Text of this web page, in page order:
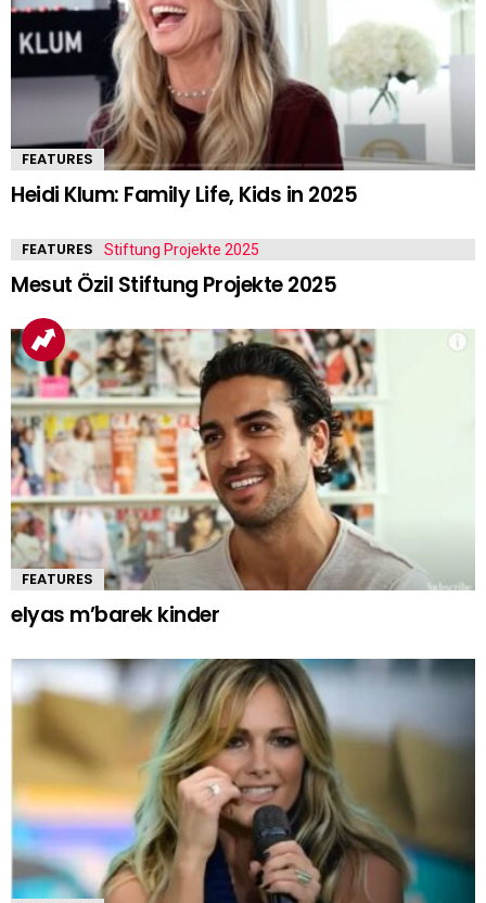
FEATURES
Heidi Klum: Family Life, Kids in 2025
FEATURES
Mesut Özil Stiftung Projekte 2025
FEATURES
elyas m’barek kinder